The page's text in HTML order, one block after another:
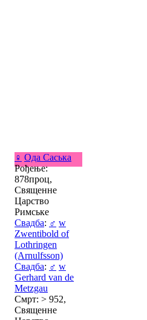
♀ Ода Саська
Рођење:
878проц,
Священне
Царство
Римське
Свадба: ♂ w
Zwentibold of
Lothringen
(Arnulfsson)
Свадба: ♂ w
Gerhard van de
Metzgau
Смрт: > 952,
Священне